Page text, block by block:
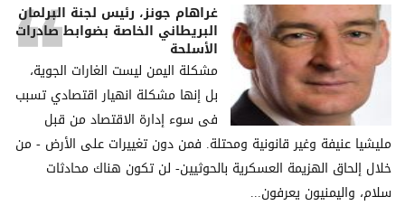
غراھام جونز، رئیس لجنة البرلمان
البریطاني الخاصة بضوابط صادرات
الأسلحة
مشكلة الیمن لیست الغارات الجویة،
بل إنھا مشكلة انھیار اقتصادي تسبب
فی سوء إدارة الاقتصاد من قبل
ملیشیا عنیفة وغیر قانونیة ومحتلة. فمن دون تغییرات على الأرض - من
خلال إلحاق الھزیمة العسكریة بالحوثیین- لن تكون ھناك محادثات
سلام، والیمنیون یعرفون...